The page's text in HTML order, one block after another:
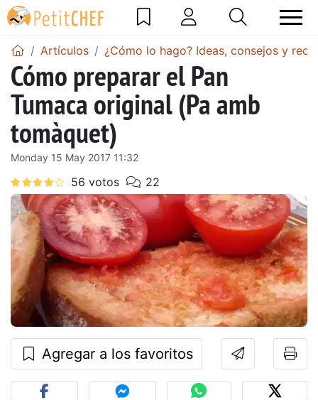
Artículos ¿Cómo lo hago? Ideas, consejos y
Cómo preparar el Pan
Tumaca original (Pa amb
tomàquet)
Monday 15 May 2017 11:32
Agregar a los favoritos